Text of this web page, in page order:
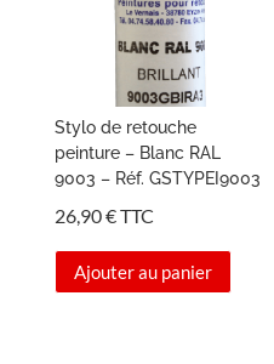
Stylo de retouche
peinture – Blanc RAL
9003 – Réf. GSTYPEI9003
26,90€TTC
Ajouter au panier